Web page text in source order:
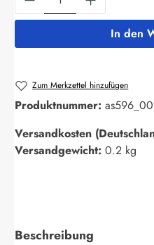
In den
Zum Merkzettel hinzufügen
Produktnummer: as596_00
Versandkosten
Versandgewicht: 0.2 kg
Beschreibung